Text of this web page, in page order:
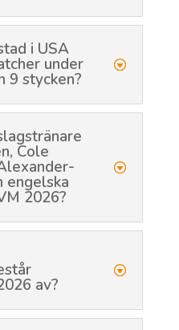
i USA
under
9 stycken?
Cole
engelska
2026?
av?